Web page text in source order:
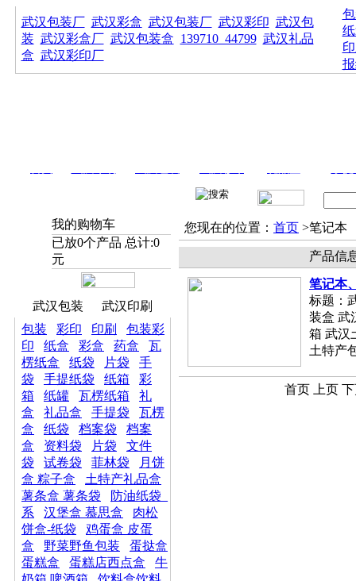
武汉包装厂 武汉彩盒 武汉包装厂 武汉彩印 武汉包
装 武汉彩盒厂 武汉包装盒 139710_44799 武汉礼品
盒 武汉彩印厂
我的购物车
已放0个产品 总计:0
元
武汉包装
武汉印刷
包装
彩印 印刷
包装彩
印
纸盒 彩盒 药盒
瓦
楞纸盒
纸袋 片袋
手
袋
手提纸袋 纸箱
彩
箱
纸罐 瓦楞纸箱
礼
盒
礼品盒 手提袋
瓦楞
盒
纸袋 档案袋
档案
盒
资料袋 片袋
文件
袋
试卷袋 菲林袋
月饼
盒 粽子盒
土特产礼品盒
薯条盒 薯条袋
防油纸袋_
系
汉堡盒 慕思盒
肉松
饼盒-纸袋
鸡蛋盒 皮蛋
盒
野菜野鱼包装
蛋挞盒
蛋糕盒
蛋糕店西点盒
牛
您现在的位置： 首页 >笔记本
产品信
笔记本
标题：
装盒 武
箱 武汉
土特产
首页 上页